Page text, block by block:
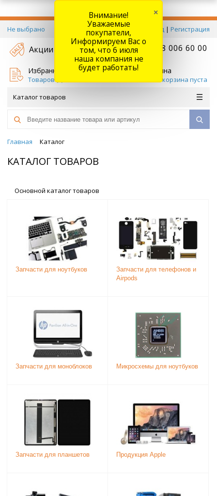
Не выбрано Вход | Регистрация
Акции +7 778 006 60 00
Избранное
Товаров (
Корзина
Ваша корзина пуста
Каталог товаров
Главная Каталог
КАТАЛОГ ТОВАРОВ
Основной каталог товаров
Запчасти для ноутбуков
Запчасти для телефонов и
Airpods
Запчасти для моноблоков Микросхемы для ноутбуков
Запчасти для планшетов Продукция Apple
Внимание!
Уважаемые
покупатели,
Информируем Вас о
том, что 6 июля
наша компания не
будет работать!
×